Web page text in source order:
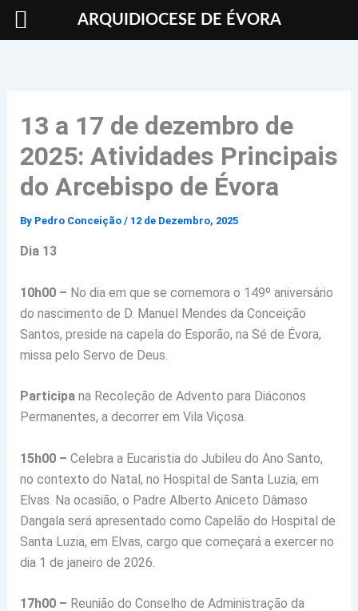
Skip
13 a 17 de dezembro de
2025: Atividades Principais
do Arcebispo de Évora
By Pedro Conceição / 12 de Dezembro, 2025
Dia 13
10h00 – No dia em que se comemora o 149º aniversário
do nascimento de D. Manuel Mendes da Conceição
Santos, preside na capela do Esporão, na Sé de Évora,
missa pelo Servo de Deus.
Participana Recoleção de Advento para Diáconos
Permanentes, a decorrer em Vila Viçosa.
15h00 – Celebra a Eucaristia do Jubileu do Ano Santo,
no contexto do Natal, no Hospital de Santa Luzia, em
Elvas. Na ocasião, o Padre Alberto Aniceto Dâmaso
Dangala será apresentado como Capelão do Hospital de
Santa Luzia, em Elvas, cargo que começará a exercer no
dia 1 de janeiro de 2026.
17h00 – Reunião do Conselho de Administração da
ARQUIDIOCESE DE ÉVORA